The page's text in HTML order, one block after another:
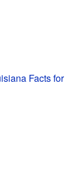
Facts for